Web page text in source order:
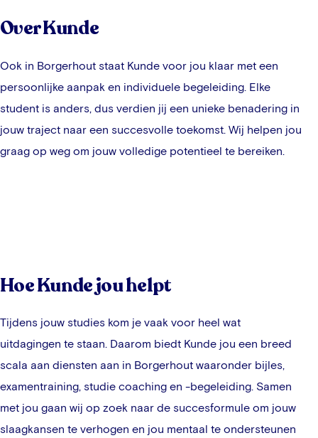
Over Kunde
Ook in Borgerhout staat Kunde voor jou klaar met een
persoonlijke aanpak en individuele begeleiding. Elke
student is anders, dus verdien jij een unieke benadering in
jouw traject naar een succesvolle toekomst. Wij helpen jou
graag op weg om jouw volledige potentieel te bereiken.
Hoe Kunde jou helpt
Tijdens jouw studies kom je vaak voor heel wat
uitdagingen te staan. Daarom biedt Kunde jou een breed
scala aan diensten aan in Borgerhout waaronder bijles,
examentraining, studie coaching en -begeleiding. Samen
met jou gaan wij op zoek naar de succesformule om jouw
slaagkansen te verhogen en jou mentaal te ondersteunen